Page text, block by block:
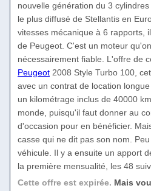
nouvelle génération du 3
le plus diffusé de Stellantis en
vitesses mécanique à 6 rapports,
de Peugeot. C'est un moteur
nécessairement fiable. L'offre de
Peugeot 2008 Style Turbo 100,
avec un contrat de location
un kilométrage inclus de 40000
monde, puisqu'il faut donner au
d'occasion pour en bénéficier.
casse qui ne dit pas son nom.
véhicule. Il y a ensuite un apport
la première mensualité, les 48
Cette offre est expirée. Mais